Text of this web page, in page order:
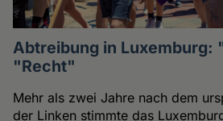
Abtreibung in Luxemburg:
"Recht"
Mehr als zwei Jahre nach dem
der Linken stimmte das